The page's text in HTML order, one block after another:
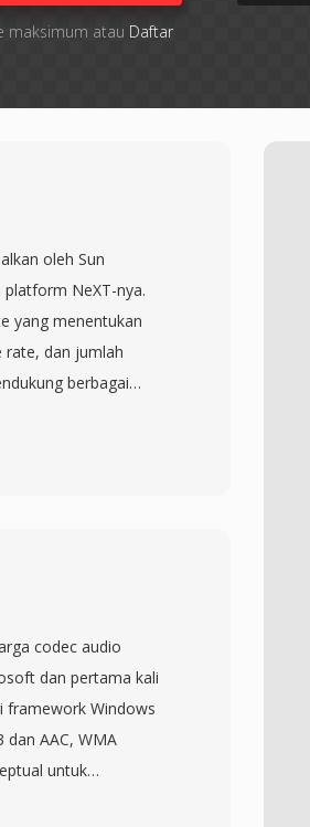
maksimum atau Daftar
oleh Sun
NeXT-nya.
yang menentukan
rate, dan jumlah
berbagai
pada berbagai
yang kompak dan
Opsi mu-
kualitas
detik — setengah dari
berharga ketika
Meskipun format
konsumen, format
codec audio
dan pertama kali
framework Windows
dan AAC, WMA
untuk
kualitas